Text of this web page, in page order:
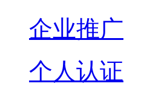
企业推广
个人认证